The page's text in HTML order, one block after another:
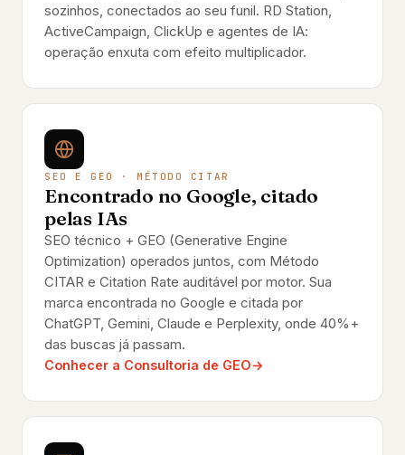
sozinhos, conectados ao seu funil. RD Station,
ActiveCampaign, ClickUp e agentes de IA:
operação enxuta com efeito multiplicador.
SEO E GEO · MÉTODO CITAR
Encontrado no Google, citado
pelas IAs
SEO técnico + GEO (Generative Engine
Optimization) operados juntos, com Método
CITAR e Citation Rate auditável por motor. Sua
marca encontrada no Google e citada por
ChatGPT, Gemini, Claude e Perplexity, onde 40%+
das buscas já passam.
Conhecer a Consultoria de GEO